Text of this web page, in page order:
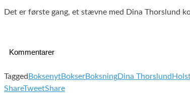
Det er første gang, et stævne med Dina Thorslund
Kommentarer
Tagged BoksenytBokserBoksningDina Thorslund
ShareTweetShare